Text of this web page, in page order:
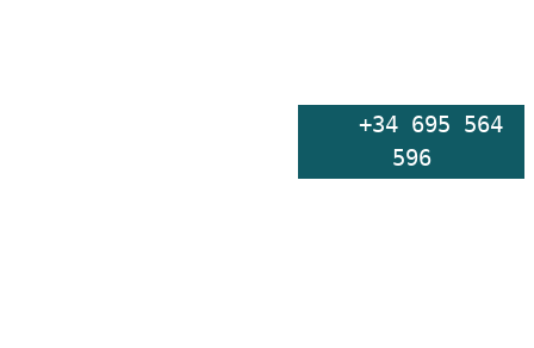
+34 695 564
596